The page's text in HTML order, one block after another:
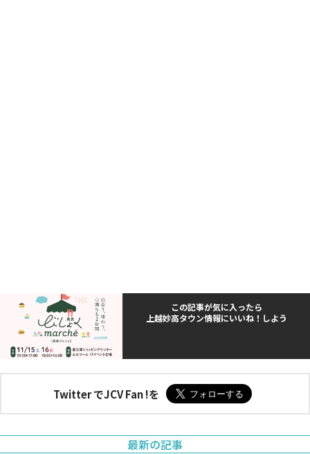
この記事が気に入ったら
上越妙高タウン情報にいいね！しよう
Twitter でJCV Fan !を
最新の記事